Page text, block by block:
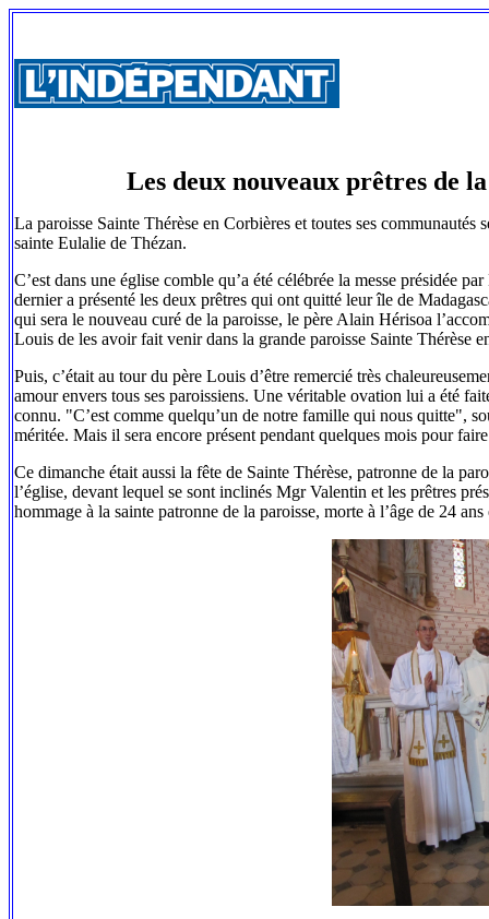
Les deux nouveaux prêtres de
La paroisse Sainte Thérèse en Corbières et toutes ses
sainte Eulalie de Thézan.
C’est dans une église comble qu’a été célébrée la messe présidée
dernier a présenté les deux prêtres qui ont quitté leur île de
qui sera le nouveau curé de la paroisse, le père Alain Hérisoa
Louis de les avoir fait venir dans la grande paroisse Sainte Thérèse
Puis, c’était au tour du père Louis d’être remercié très
amour envers tous ses paroissiens. Une véritable ovation lui a été
connu. "C’est comme quelqu’un de notre famille qui nous quitte",
méritée. Mais il sera encore présent pendant quelques mois pour
Ce dimanche était aussi la fête de Sainte Thérèse, patronne de la
l’église, devant lequel se sont inclinés Mgr Valentin et les prêtres
hommage à la sainte patronne de la paroisse, morte à l’âge de 24